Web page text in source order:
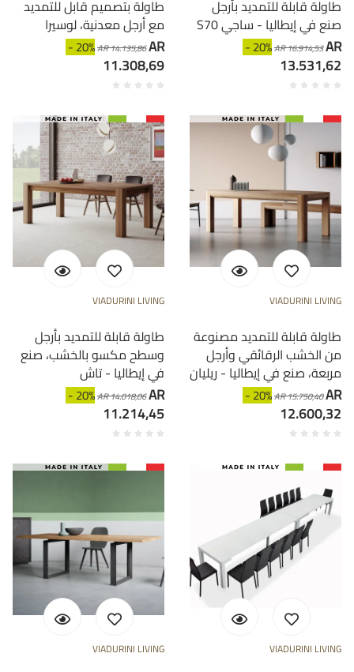
طاولة بتصميم قابل للتمديد
مع أرجل معدنية، لوسيرا
- 20%AR 14.135,86AR
11.308,69
طاولة قابلة للتمديد بأرجل
S70 صنع في إيطاليا - ساجي
- 20%AR 16.914,53AR
13.531,62
VIADURINI LIVING
طاولة قابلة للتمديد بأرجل
وسطح مكسو بالخشب، صنع
في إيطاليا - تاش
- 20%AR 14.018,06AR
11.214,45
VIADURINI LIVING
طاولة قابلة للتمديد مصنوعة
من الخشب الرقائقي وأرجل
مربعة، صنع في إيطاليا - ريليان
- 20%AR 15.750,40AR
12.600,32
VIADURINI LIVING VIADURINI LIVING